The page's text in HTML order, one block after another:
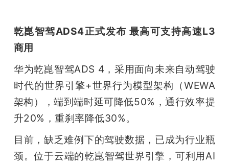
乾崑智驾ADS4正式发布 最高可支持高速L3
商用
华为乾崑智驾ADS 4，采用面向未来自动驾驶
时代的世界引擎+世界行为模型架构（WEWA
架构），端到端时延可降低50%，通行效率提
升20%，重刹率降低30%。
目前，缺乏难例下的驾驶数据，已成为行业瓶
颈。位于云端的乾崑智驾世界引擎，可利用AI